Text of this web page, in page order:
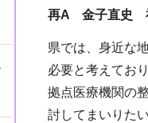
再A 金子直史
県では、身近な
必要と考えてお
拠点医療機関の
討してまいりた